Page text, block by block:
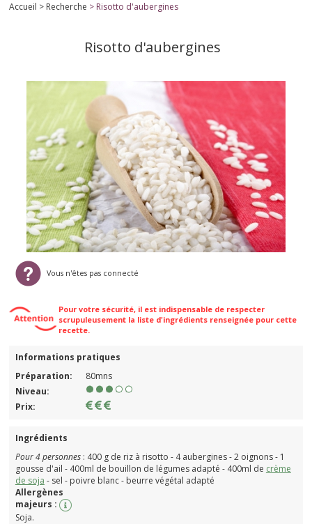
Accueil > Recherche > Risotto d'aubergines
Risotto d'aubergines
Vous n'êtes pas connecté
Pour votre sécurité, il est indispensable de respecter
scrupuleusement la liste d'ingrédients renseignée pour cette
recette.
Informations pratiques
Préparation:
80mns
Niveau:
Prix:
Ingrédients
Pour 4 personnes: 400 g de riz à risotto - 4 aubergines - 2 oignons - 1
gousse d'ail - 400ml de bouillon de légumes adapté - 400ml de crème
de soja - sel - poivre blanc - beurre végétal adapté
Allergènes
majeurs :
Soja.